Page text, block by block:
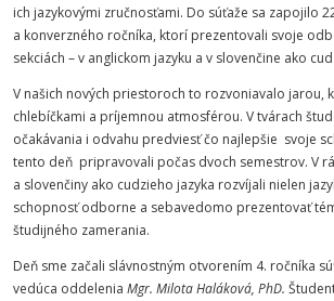
ich jazykovými zručnosťami. Do súťaže sa zapojilo
a konverzného ročníka, ktorí prezentovali svoje
sekciách – v anglickom jazyku a v slovenčine ako
V našich nových priestoroch to rozvoniavalo jarou,
chlebíčkami a príjemnou atmosférou. V tvárach
očakávania i odvahu predviesť čo najlepšie svoje
tento deň pripravovali počas dvoch semestrov. V
a slovenčiny ako cudzieho jazyka rozvíjali nielen
schopnosť odborne a sebavedomo prezentovať
študijného zamerania.
Deň sme začali slávnostným otvorením 4. ročníka
vedúca oddelenia Mgr. Milota Haláková, PhD.